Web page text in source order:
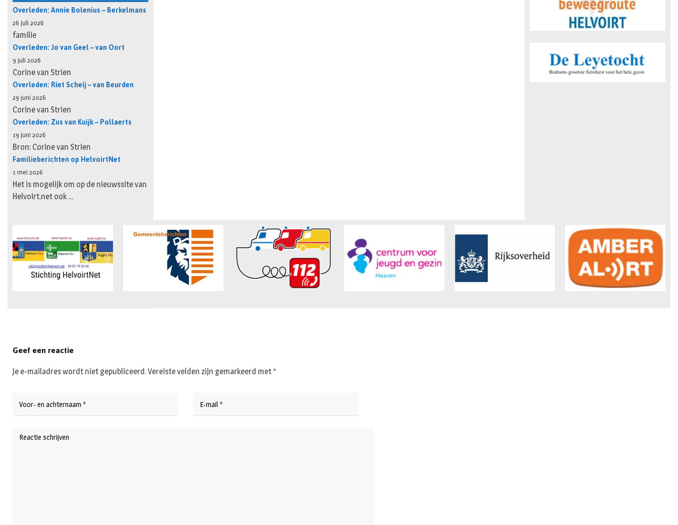
Overleden: Annie Bolenius – Berkelmans
26 juli 2026
familie
Overleden: Jo van Geel – van Oort
9 juli 2026
Corine van Strien
Overleden: Riet Scheij – van Beurden
29 juni 2026
Corine van Strien
Overleden: Zus van Kuijk – Pollaerts
19 juni 2026
Bron: Corine van Strien
Familieberichten op HelvoirtNet
1 mei 2026
Het is mogelijk om op de nieuwssite van
Helvoirt.net ook …
Geef een reactie
Je e-mailadres wordt niet gepubliceerd.Vereiste velden zijn gemarkeerd met *